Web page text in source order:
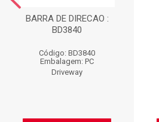
BARRA DE DIRECAO :
BD3840
Código: BD3840
Embalagem: PC
Driveway